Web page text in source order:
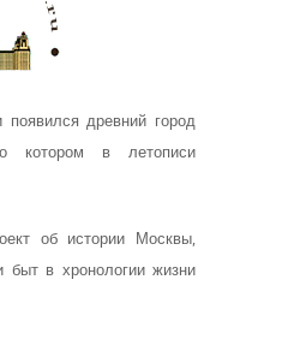
появился древний город
котором в летописи
об истории Москвы,
быт в хронологии жизни